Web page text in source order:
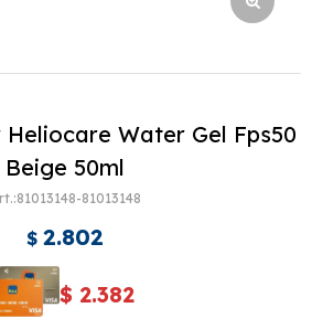
Water Gel Fps50
Beige 50ml
81013148-81013148
$ 2.802
$ 2.382